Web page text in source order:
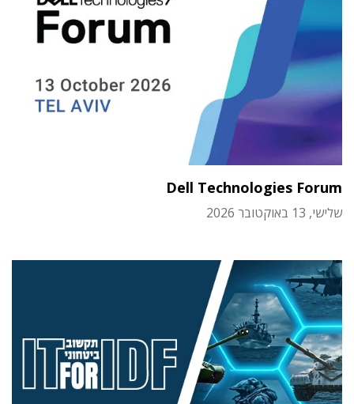
Dell Technologies Forum
שלישי, 13 באוקטובר 2026